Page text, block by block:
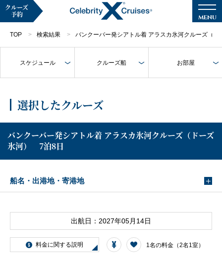
クルーズ検索
キャンペーン・特集
クルーズの楽しみ方
客船のご案内
クルーズ
予約
TOP 検索結果 バンクーバー発シアトル着 アラスカ氷河クルーズ（
スケジュール クルーズ船 お部屋
選択したクルーズ
バンクーバー発シアトル着 アラスカ氷河クルーズ（ドーズ
氷河） 7泊8日
船名・出港地・寄港地
出航日：2027年05月14日
料金に関する説明 1名の料金（2名1室）